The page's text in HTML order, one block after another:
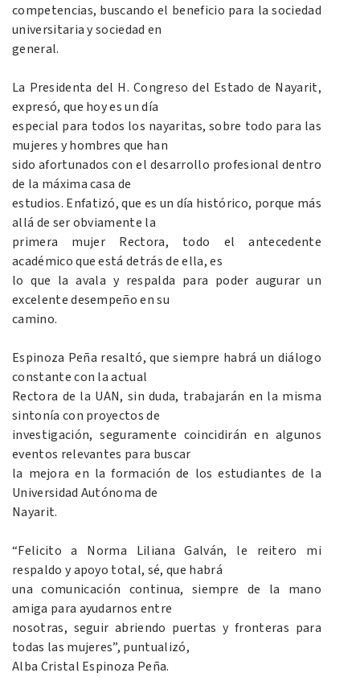
competencias, buscando el beneficio para la sociedad
universitaria y sociedad en
general.
La Presidenta del H. Congreso del Estado de Nayarit,
expresó, que hoy es un día
especial para todos los nayaritas, sobre todo para las
mujeres y hombres que han
sido afortunados con el desarrollo profesional dentro
de la máxima casa de
estudios. Enfatizó, que es un día histórico, porque más
allá de ser obviamente la
primera mujer Rectora, todo el antecedente
académico que está detrás de ella, es
lo que la avala y respalda para poder augurar un
excelente desempeño en su
camino.
Espinoza Peña resaltó, que siempre habrá un diálogo
constante con la actual
Rectora de la UAN, sin duda, trabajarán en la misma
sintonía con proyectos de
investigación, seguramente coincidirán en algunos
eventos relevantes para buscar
la mejora en la formación de los estudiantes de la
Universidad Autónoma de
Nayarit.
“Felicito a Norma Liliana Galván, le reitero mi
respaldo y apoyo total, sé, que habrá
una comunicación continua, siempre de la mano
amiga para ayudarnos entre
nosotras, seguir abriendo puertas y fronteras para
todas las mujeres”, puntualizó,
Alba Cristal Espinoza Peña.